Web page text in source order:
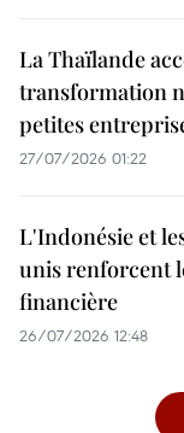
La Thaïlande
transformation
petites
27/07/2026 01:22
L'Indonésie et
unis renforcent
financière
26/07/2026 12:48